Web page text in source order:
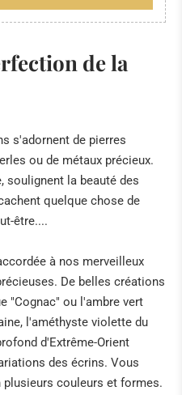
de Tridacna du Kenya
DU NÉPAL
de la
s'adornent de pierres
ou de métaux précieux.
soulignent la beauté des
quelque chose de
être....
à nos merveilleux
De belles créations
"Cognac" ou l'ambre vert
l'améthyste violette du
d'Extrême-Orient
des écrins. Vous
couleurs et formes.